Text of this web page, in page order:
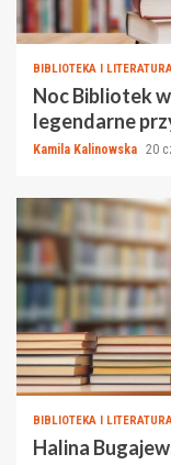
BIBLIOTEKA I
Noc Bibliotek
legendarne
Kamila Kalinowska 20
BIBLIOTEKA I
Halina